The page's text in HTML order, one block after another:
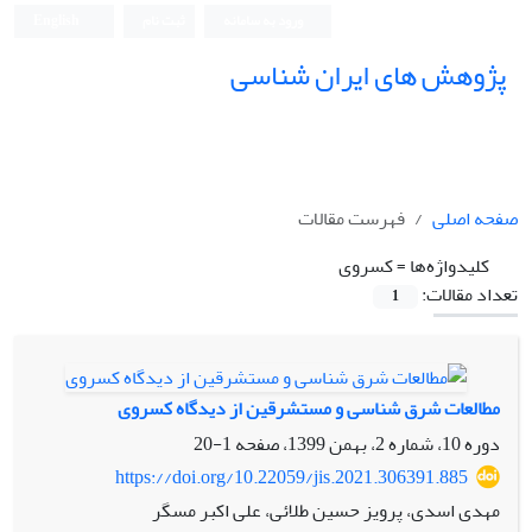
پژوهش های ایران شناسی
صفحه اصلی
فهرست مقالات
کلیدواژه‌ها =کسروی
تعداد مقالات:
1
مطالعات شرق شناسی و مستشرقین از دیدگاه کسروی
دوره 10، شماره 2، بهمن 1399، صفحه
1-20
https://doi.org/10.22059/jis.2021.306391.885
مهدی اسدی، پرویز حسین طلائی، علی اکبر مسگر